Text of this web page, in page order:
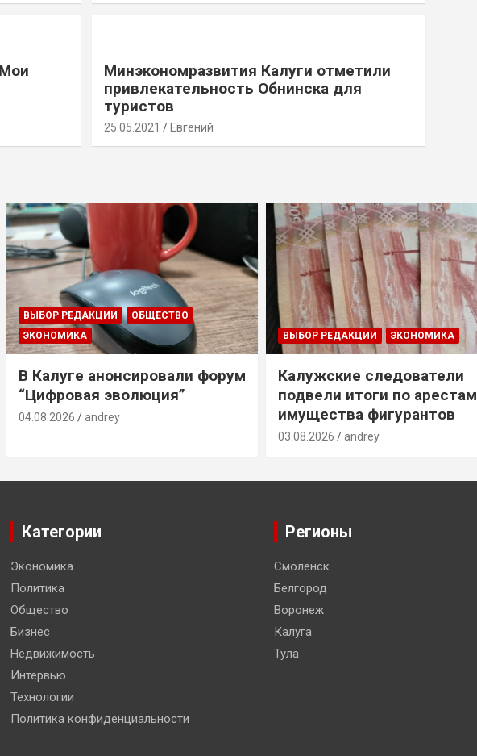
Минэкономразвития Калуги отметили
привлекательность Обнинска для
туристов
25.05.2021 Евгений
ВЫБОР РЕДАКЦИИ
ОБЩЕСТВО
ЭКОНОМИКА
В Калуге анонсировали форум
“Цифровая эволюция”
04.08.2026 andrey
ВЫБОР РЕДАКЦИИ ЭКОНОМИКА
Калужские следователи
подвели итоги по арестам
имущества фигурантов
03.08.2026 andrey
Категории
Экономика
Политика
Общество
Бизнес
Недвижимость
Интервью
Технологии
Политика конфиденциальности
Регионы
Смоленск
Белгород
Воронеж
Калуга
Тула